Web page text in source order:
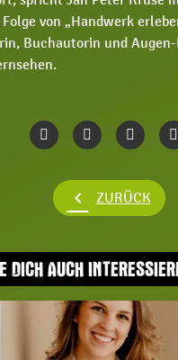
von „Handwerk
Buchautorin und Augen-
chevron_left ZURÜCK
DICH AUCH